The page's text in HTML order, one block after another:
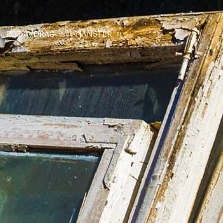
ROT AVDRAG TJÄNSTER